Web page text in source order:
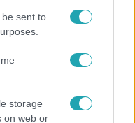
sent to
storage
on web or
volt” – Pusztai